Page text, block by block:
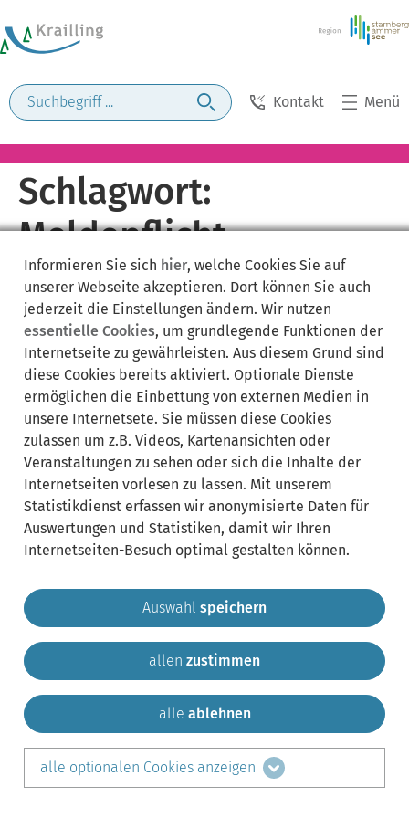
Kontakt Menü
Schlagwort:
Meldepflicht
Fahrzeuglieferung
Gemeinde Krailling Impressum
Sitemap
Kontakt
teilen auf:
LinkedIn
Informieren Sie sich hier, welche Cookies Sie auf
unserer Webseite akzeptieren. Dort können Sie auch
jederzeit die Einstellungen ändern. Wir nutzen
essentielle Cookies, um grundlegende Funktionen der
Internetseite zu gewährleisten. Aus diesem Grund sind
diese Cookies bereits aktiviert. Optionale Dienste
ermöglichen die Einbettung von externen Medien in
unsere Internetsete. Sie müssen diese Cookies
zulassen um z.B. Videos, Kartenansichten oder
Veranstaltungen zu sehen oder sich die Inhalte der
Internetseiten vorlesen zu lassen. Mit unserem
Statistikdienst erfassen wir anonymisierte Daten für
Auswertungen und Statistiken, damit wir Ihren
Internetseiten-Besuch optimal gestalten können.
Auswahl speichern
allen zustimmen
alle ablehnen
alle optionalen Cookies anzeigen